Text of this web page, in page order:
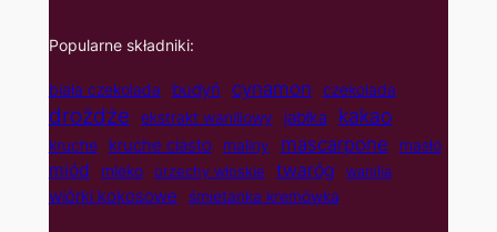
Popularne składniki:
biała czekolada budyń cynamon czekolada
drożdże ekstrakt waniliowy jabłka kakao
kruche kruche ciasto maliny mascarpone masło
miód mleko orzechy włoskie twaróg wanilia
wiórki kokosowe śmietanka kremówka